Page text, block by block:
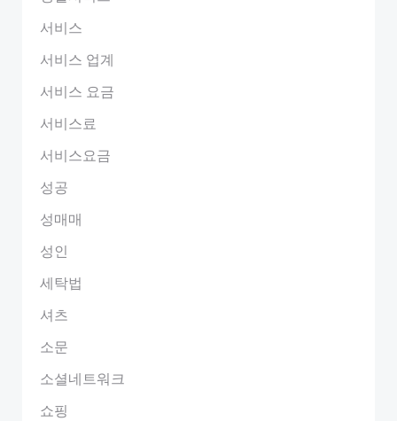
서비스
서비스 업계
서비스 요금
서비스료
서비스요금
성공
성매매
성인
세탁법
셔츠
소문
소셜네트워크
쇼핑